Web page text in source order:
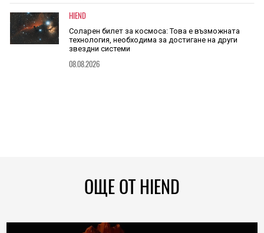
HIEND
Соларен билет за космоса: Това е възможната
технология, необходима за достигане на други
звездни системи
08.08.2026
ОЩЕ ОТ HIEND